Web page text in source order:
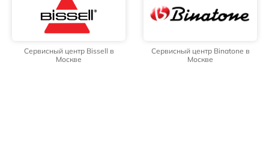
Сервисный центр Bissell в
Москве
Сервисный центр Binatone в
Москве